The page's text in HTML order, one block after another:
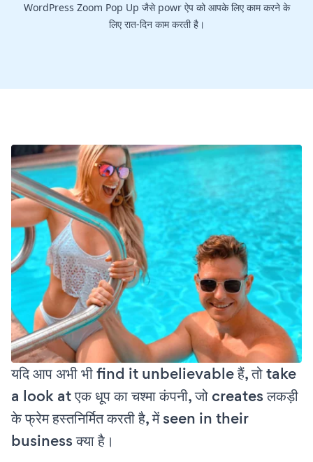
WordPress Zoom Pop Up जैसे powr ऐप को आपके लिए काम करने के
लिए रात-दिन काम करती है।
यदि आप अभी भी find it unbelievable हैं, तो take
a look at एक धूप का चश्मा कंपनी, जो creates लकड़ी
के फ्रेम हस्तनिर्मित करती है, में seen in their
business क्या है।